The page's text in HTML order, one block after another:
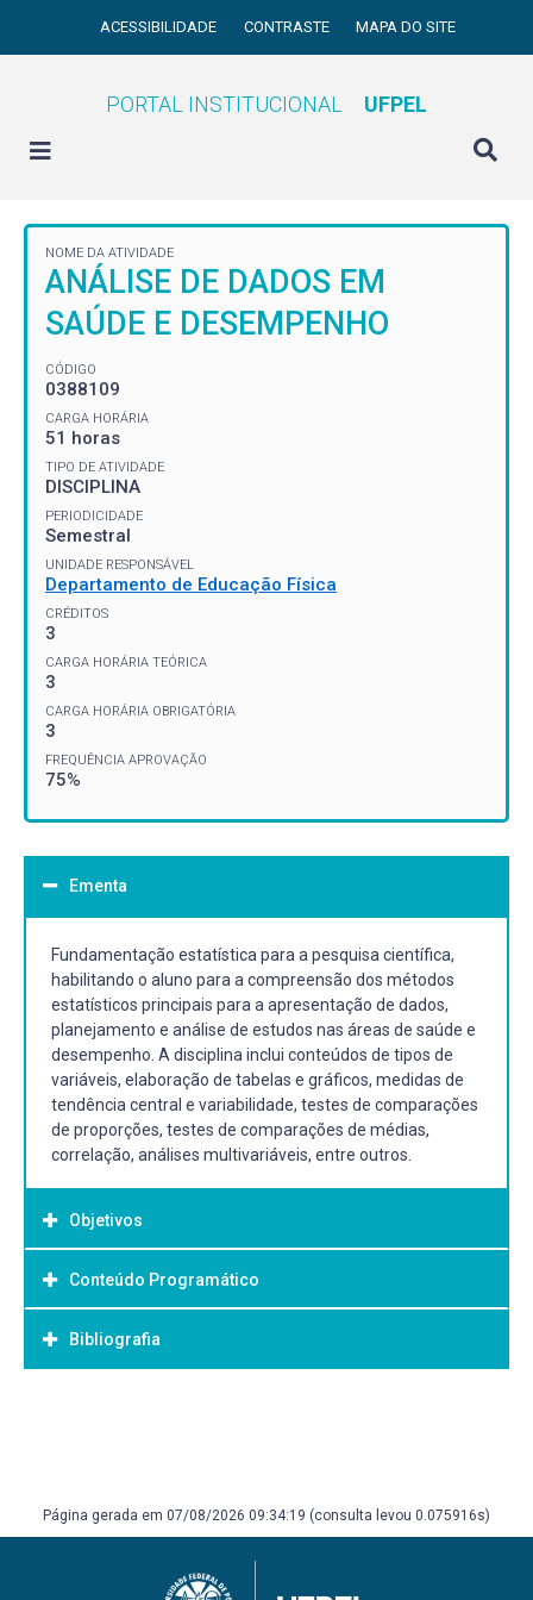
ACESSIBILIDADE CONTRASTE MAPA DO SITE
PORTAL INSTITUCIONAL UFPEL
NOME DA ATIVIDADE
ANÁLISE DE DADOS EM
SAÚDE E DESEMPENHO
CÓDIGO
0388109
CARGA HORÁRIA
51 horas
TIPO DE ATIVIDADE
DISCIPLINA
PERIODICIDADE
Semestral
UNIDADE RESPONSÁVEL
Departamento de Educação Física
CRÉDITOS
3
CARGA HORÁRIA TEÓRICA
3
CARGA HORÁRIA OBRIGATÓRIA
3
FREQUÊNCIA APROVAÇÃO
75%
Ementa
Fundamentação estatística para a pesquisa científica,
habilitando o aluno para a compreensão dos métodos
estatísticos principais para a apresentação de dados,
planejamento e análise de estudos nas áreas de saúde e
desempenho. A disciplina inclui conteúdos de tipos de
variáveis, elaboração de tabelas e gráficos, medidas de
tendência central e variabilidade, testes de comparações
de proporções, testes de comparações de médias,
correlação, análises multivariáveis, entre outros.
Objetivos
Objetivo Geral:
Na estrutura organizacional das disciplinas do
PPGEF/UFPel não conta(m) o(s) objetivo(s) das
Conteúdo Programático
Bibliografia
London: Chapman & Hall, 1991. – Kirkwood B, Sterne J.
Página gerada em 07/08/2026 09:34:19 (consulta levou 0.075916s)